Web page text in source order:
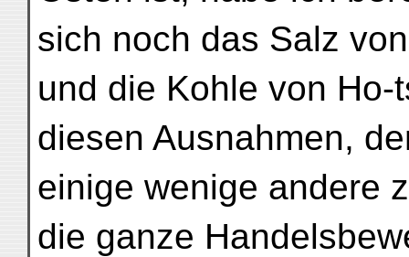
sich noch das Salz
und die Kohle von
diesen Ausnahmen,
einige wenige andere
die ganze